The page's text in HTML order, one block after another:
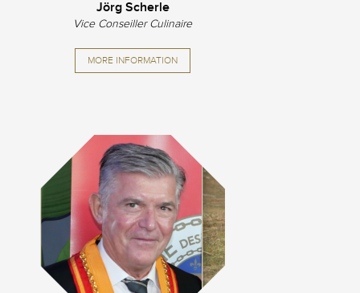
Jörg Scherle
Vice Conseiller Culinaire
MORE INFORMATION